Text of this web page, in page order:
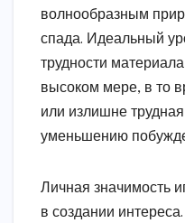
волнообразным
спада. Идеальный
трудности
высоком мере, в то
или излишне
уменьшению
Личная значимость
в создании